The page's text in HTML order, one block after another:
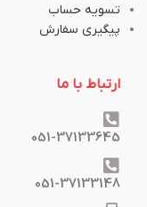
تسویه حساب
پیگیری سفارش
ارتباط با ما
051-37133645
051-37133148